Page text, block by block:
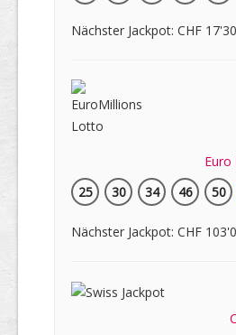
Nächster Jackpot: CHF
Euro
25
30 34 46 50
Nächster Jackpot: CHF